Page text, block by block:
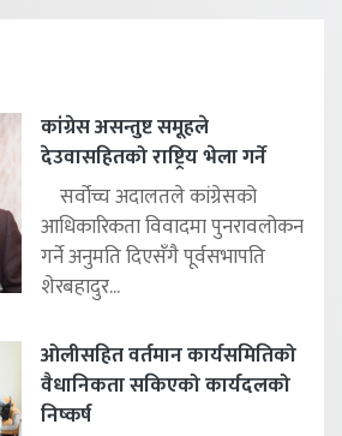
कांग्रेस असन्तुष्ट समूहले
देउवासहितको राष्ट्रिय भेला गर्ने
सर्वोच्च अदालतले कांग्रेसको
आधिकारिकता विवादमा पुनरावलोकन
गर्ने अनुमति दिएसँगै पूर्वसभापति
शेरबहादुर...
ओलीसहित वर्तमान कार्यसमितिको
वैधानिकता सकिएको कार्यदलको
निष्कर्ष